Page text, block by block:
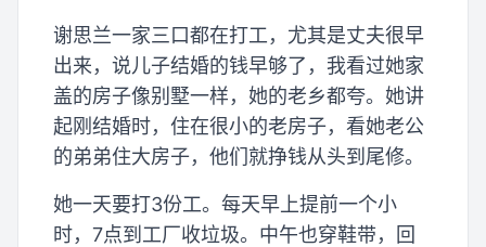
谢思兰一家三口都在打工，尤其是丈夫很早
出来，说儿子结婚的钱早够了，我看过她家
盖的房子像别墅一样，她的老乡都夸。她讲
起刚结婚时，住在很小的老房子，看她老公
的弟弟住大房子，他们就挣钱从头到尾修。
她一天要打3份工。每天早上提前一个小
时，7点到工厂收垃圾。中午也穿鞋带，回